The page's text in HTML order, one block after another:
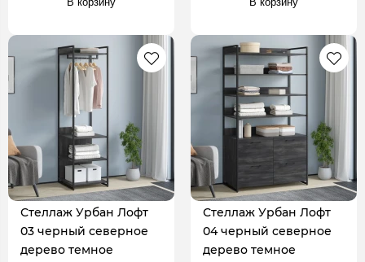
Стеллаж Урбан Лофт
03 черный северное
дерево темное
Стеллаж Урбан Лофт
04 черный северное
дерево темное